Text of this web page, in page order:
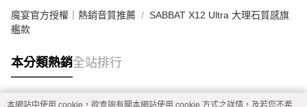
魔宴官方授權｜熱銷音質推薦
SABBAT X12 Ultra 大理石質感旗
艦款
本分類熱銷全站排行
本網站中使用 cookie，欲查詢有關本網站使用 cookie 方式之詳情，及若您不希